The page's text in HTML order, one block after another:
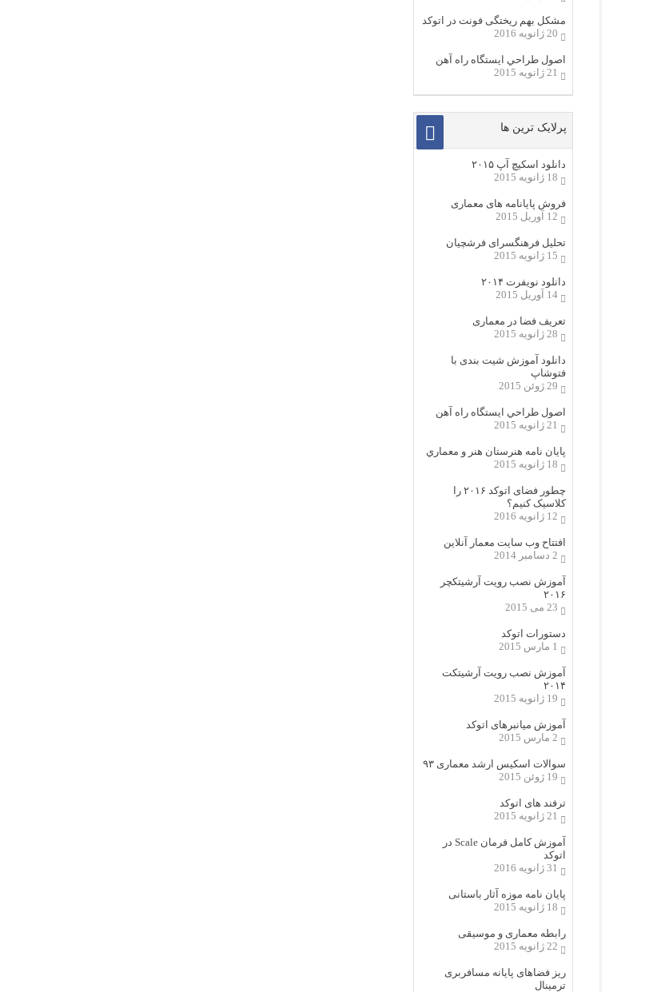
مشکل بهم ریختگی فونت در اتوکد
20 ژانویه 2016
اصول طراحي ایستگاه راه آهن
21 ژانویه 2015
پرلایک ترین ها
دانلود اسکیچ آپ ۲۰۱۵
18 ژانویه 2015
فروش پایانامه های معماری
12 آوریل 2015
تحلیل فرهنگسرای فرشچیان
15 ژانویه 2015
دانلود نویفرت ۲۰۱۴
14 آوریل 2015
تعریف فضا در معماری
28 ژانویه 2015
دانلود آموزش شیت بندی با
فتوشاپ
29 ژوئن 2015
اصول طراحي ایستگاه راه آهن
21 ژانویه 2015
پایان نامه هنرستان هنر و معماري
18 ژانویه 2015
چطور فضای اتوکد ۲۰۱۶ را
کلاسیک کنیم؟
12 ژانویه 2016
افتتاح وب سایت معمار آنلاین
2 دسامبر 2014
آموزش نصب رویت آرشیتکچر
۲۰۱۶
23 می 2015
دستورات اتوکد
1 مارس 2015
آموزش نصب رویت آرشیتکت
۲۰۱۴
19 ژانویه 2015
آموزش میانبرهای اتوکد
2 مارس 2015
سوالات اسکیس ارشد معماری ۹۳
19 ژوئن 2015
ترفند های اتوکد
21 ژانویه 2015
آموزش کامل فرمان Scale در
اتوکد
31 ژانویه 2016
پایان نامه موزه آثار باستانی
18 ژانویه 2015
رابطه معماری و موسیقی
22 ژانویه 2015
ریز فضاهای پایانه مسافربری
ترمینال